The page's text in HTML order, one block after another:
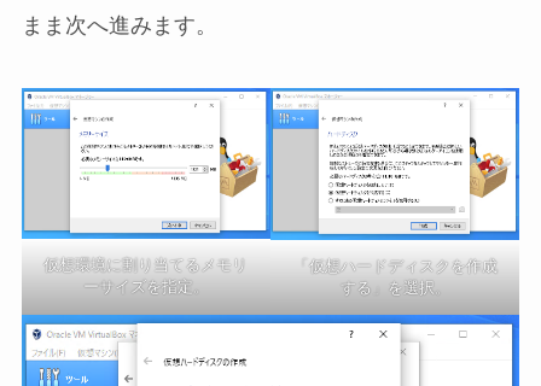
まま次へ進みます。
仮想環境に割り当てるメモリ
ーサイズを指定。
「仮想ハードディスクを作成
する」を選択。